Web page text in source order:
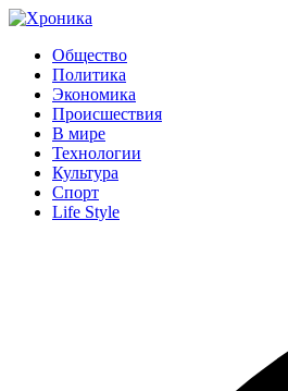
Общество
Политика
Экономика
Происшествия
В мире
Технологии
Культура
Спорт
Life Style